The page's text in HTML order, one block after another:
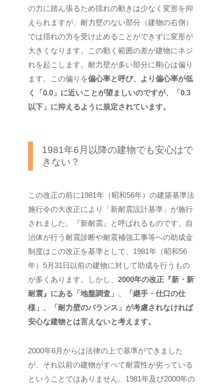
の力に踏ん張るため揺れの動きは少なく変形を抑
えられますが、耐力壁のない部分（建物の右側）
では揺れの力を受け止めることができずに変形が
大きくなります。この動く範囲の差が建物にネジ
れを起こします。耐力壁が多い部分に剛心は偏り
ます。この偏りを偏心率と呼び、より偏心率が低
く「0.0」に近いことが望ましいのですが、「0.3
以下」に抑えるように規定されています。
1981年6月以降の建物でも安心はで
きない？
この改正の前に1981年（昭和56年）の建築基準法
施行令の大改正により「新耐震設計基準」が施行
されました。『新耐震』と呼ばれるものです。自
治体が行う耐震診断や耐震補強工事等への助成金
制度はこの改正を基準として、1981年（昭和56
年）5月31日以前の建物に対して助成を行うもの
が多くあります。しかし、 2000年の改正『新・新
耐震』にある「地盤調査」、「継手・仕口の仕
様」、「耐力壁のバランス」が考慮されなければ
安心な建物とは言えないと考えます。
2000年6月からは法律の上で基準ができました
が、それ以前の建物がすべて耐震性が劣っている
ということではありません。1981年及び2000年の